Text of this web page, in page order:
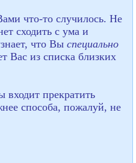
что-то случилось. Не
сходить с ума и
что Вы специально
Вас из списка близких
прекратить
способа, пожалуй, не